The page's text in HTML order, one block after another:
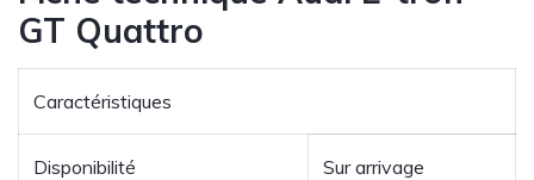
GT Quattro
Caractéristiques
Disponibilité Sur arrivage